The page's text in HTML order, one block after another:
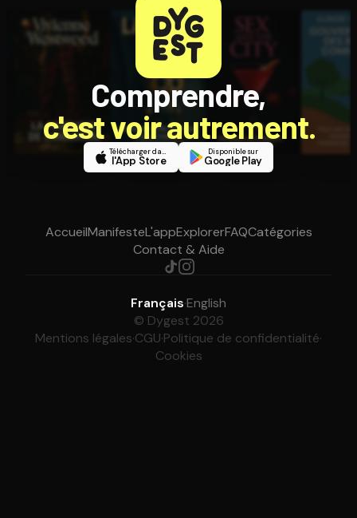
Comprendre,
c'est voir autrement.
Télécharger dans
l'App Store
Disponible sur
Google Play
AccueilManifesteL'appExplorerFAQCatégories
Contact & Aide
Français·English
© Dygest 2026
Mentions légales·CGU·Politique de confidentialité·
Cookies